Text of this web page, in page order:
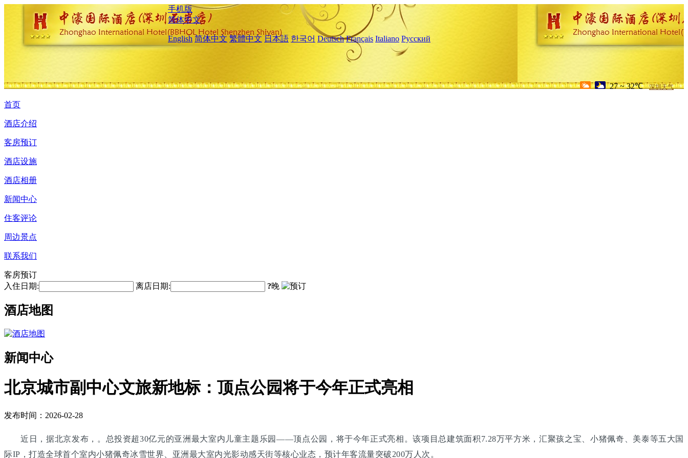
手机版
简体中文
English 简体中文 繁體中文 日本語 한국어 Deutsch Français Italiano Русский
27 ~ 32℃ 深圳天气
首页
酒店介绍
客房预订
酒店设施
酒店相册
新闻中心
住客评论
周边景点
联系我们
客房预订
入住日期:
离店日期: ?晚
酒店地图
新闻中心
北京城市副中心文旅新地标：顶点公园将于今年正式亮相
发布时间：2026-02-28
近日，据北京发布，。总投资超30亿元的亚洲最大室内儿童主题乐园——顶点公园，将于今年正式亮相。该项目总建筑面积7.28万平方米，汇聚孩之宝、小猪佩奇、美泰等五大国
际IP，打造全球首个室内小猪佩奇冰雪世界、亚洲最大室内光影动感天街等核心业态，预计年客流量突破200万人次。